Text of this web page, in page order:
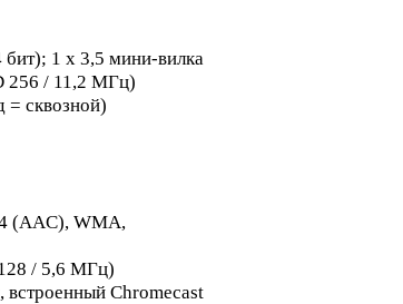
1 x 3,5 мини-вилка
256 / 11,2 МГц)
= сквозной)
(AAC), WMA,
/ 5,6 МГц)
Chromecast